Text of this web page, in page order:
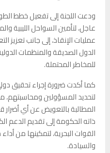
ودعت اللجنة إلى تفعيل خطط
عاجل، لتأمين السواحل الليبية
عمليات الإنقاذ، إلى جانب تعزيز
الدول الصديقة والمنظمات
للمخاطر المحتملة.
كما أكدت ضرورة إجراء تحقيق
لتحديد المسؤولين ومحاسبتهم،
المطالبة بالتعويض عن أي
ذاته الحكومة إلى تقديم الدعم
القوات البحرية، لتمكينها من
والسيادة.